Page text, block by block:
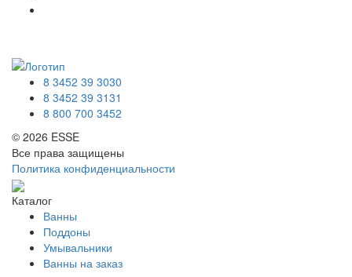
8 3452 39 3030
8 3452 39 3131
8 800 700 3452
© 2026 ESSE
Все права защищены
Политика конфиденциальности
Каталог
Ванны
Поддоны
Умывальники
Ванны на заказ